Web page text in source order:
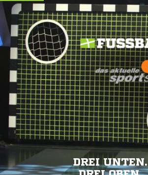
DREI UNTEN.